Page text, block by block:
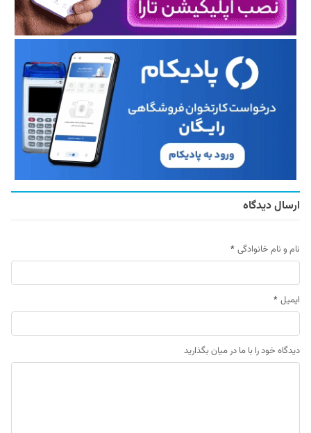
ارسال دیدگاه
نام و نام خانوادگی *
ایمیل *
دیدگاه خود را با ما در میان بگذارید